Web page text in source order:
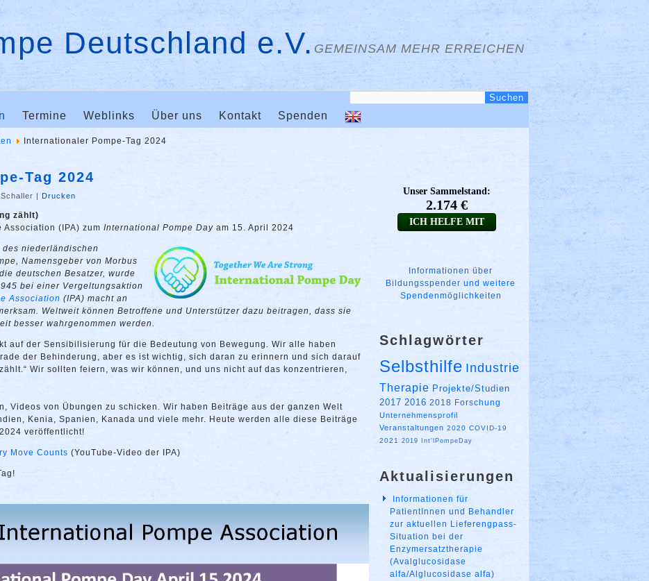
Deutschland e.V.GEMEINSAM MEHR ERREICHEN
Termine Weblinks Über uns Kontakt Spenden
Internationaler Pompe-Tag 2024
Tag 2024
| Drucken
zählt)
(IPA) zum International Pompe Day am 15. April 2024
niederländischen
Namensgeber von Morbus
deutschen Besatzer, wurde
bei einer Vergeltungsaktion
Association (IPA) macht an
Weltweit können Betroffene und Unterstützer dazu beitragen, dass sie
besser wahrgenommen werden.
auf der Sensibilisierung für die Bedeutung von Bewegung. Wir alle haben
der Behinderung, aber es ist wichtig, sich daran zu erinnern und sich darauf
Wir sollten feiern, was wir können, und uns nicht auf das konzentrieren,
Videos von Übungen zu schicken. Wir haben Beiträge aus der ganzen Welt
Kenia, Spanien, Kanada und viele mehr. Heute werden alle diese Beiträge
veröffentlicht!
Move Counts (YouTube-Video der IPA)
Informationen über
Bildungsspender und weitere
Spendenmöglichkeiten
Schlagwörter
Selbsthilfe Industrie
Therapie Projekte/Studien
2017 2016 2018 Forschung
Unternehmensprofil
Veranstaltungen 2020 COVID-19
2021
2019 Int'lPompeDay
Aktualisierungen
Informationen für
PatientInnen und Behandler
zur aktuellen Lieferengpass-
Situation bei der
Enzymersatztherapie
(Avalglucosidase
alfa/Alglucosidase alfa)